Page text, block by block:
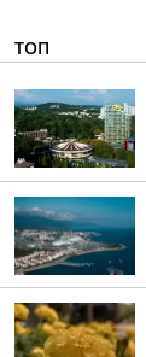
ТОП